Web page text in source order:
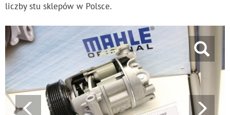
liczby stu sklepów w Polsce.